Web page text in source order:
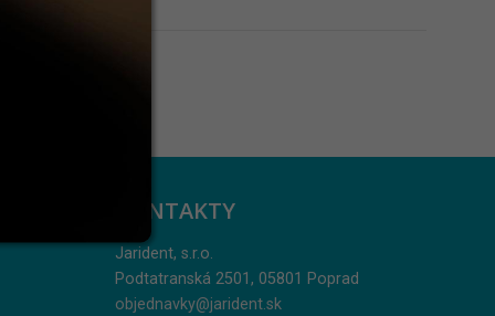
KONTAKTY
Jarident, s.r.o.
Podtatranská 2501, 05801 Poprad
objednavky@jarident.sk